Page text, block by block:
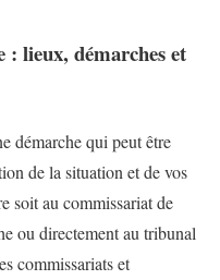
: lieux, démarches et
démarche qui peut être
de la situation et de vos
soit au commissariat de
ou directement au tribunal
commissariats et